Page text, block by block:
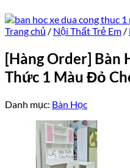
Trang chủ / Nội Thất Trẻ Em /
[Hàng Order] Bàn
Thức 1 Màu Đỏ
Danh mục: Bàn Học